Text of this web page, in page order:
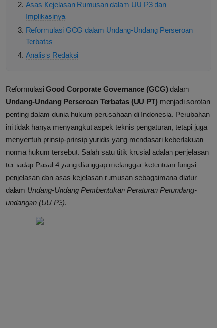
Asas Kejelasan Rumusan dalam UU P3 dan
Implikasinya
Reformulasi GCG dalam Undang-Undang Perseroan
Terbatas
Analisis Redaksi
Reformulasi Good Corporate Governance (GCG) dalam
Undang-Undang Perseroan Terbatas (UU PT) menjadi sorotan
penting dalam dunia hukum perusahaan di Indonesia. Perubahan
ini tidak hanya menyangkut aspek teknis pengaturan, tetapi juga
menyentuh prinsip-prinsip yuridis yang mendasari keberlakuan
norma hukum tersebut. Salah satu titik krusial adalah penjelasan
terhadap Pasal 4 yang dianggap melanggar ketentuan fungsi
penjelasan dan asas kejelasan rumusan sebagaimana diatur
dalam Undang-Undang Pembentukan Peraturan Perundang-
undangan (UU P3).